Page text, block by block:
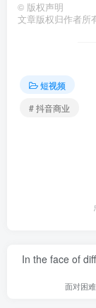
© 版权声明
文章版权归作者所
短视频
# 抖音商业
In the face of
面对困